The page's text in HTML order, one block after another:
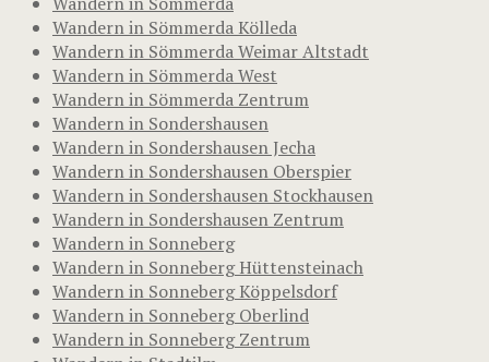
Wandern in Sömmerda Kölleda
Wandern in Sömmerda Weimar Altstadt
Wandern in Sömmerda West
Wandern in Sömmerda Zentrum
Wandern in Sondershausen
Wandern in Sondershausen Jecha
Wandern in Sondershausen Oberspier
Wandern in Sondershausen Stockhausen
Wandern in Sondershausen Zentrum
Wandern in Sonneberg
Wandern in Sonneberg Hüttensteinach
Wandern in Sonneberg Köppelsdorf
Wandern in Sonneberg Oberlind
Wandern in Sonneberg Zentrum